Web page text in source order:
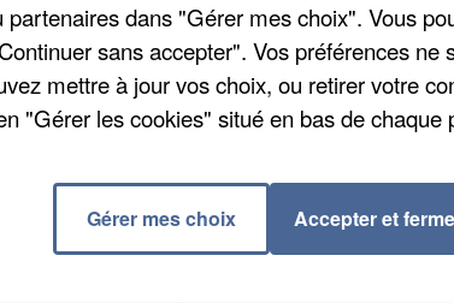
partenaires dans "Gérer mes choix". Vous
sans accepter". Vos préférences ne
mettre à jour vos choix, ou retirer votre
"Gérer les cookies" situé en bas de chaque
Gérer mes choix Accepter et